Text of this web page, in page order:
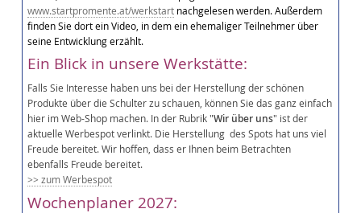
www.startpromente.at/werkstartnachgelesen werden. Außerdem
finden Sie dort ein Video, in dem ein ehemaliger Teilnehmer über
seine Entwicklung erzählt.
Ein Blick in unsere Werkstätte:
Falls Sie Interesse haben uns bei der Herstellung der schönen
Produkte über die Schulter zu schauen, können Sie das ganz einfach
hier im Web-Shop machen. In der Rubrik "Wir über uns" ist der
aktuelle Werbespot verlinkt. Die Herstellung des Spots hat uns viel
Freude bereitet. Wir hoffen, dass er Ihnen beim Betrachten
ebenfalls Freude bereitet.
>> zum Werbespot
Wochenplaner 2027: